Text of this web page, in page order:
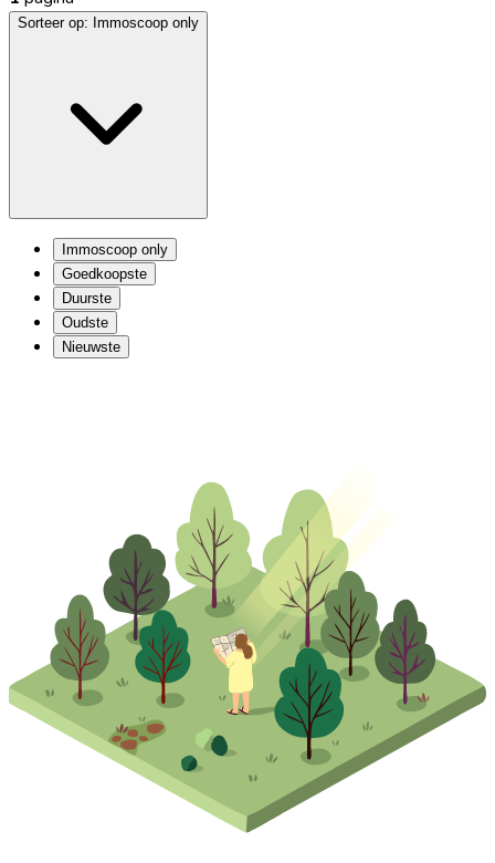
Sorteer op: Immoscoop only
Immoscoop only
Goedkoopste
Duurste
Oudste
Nieuwste